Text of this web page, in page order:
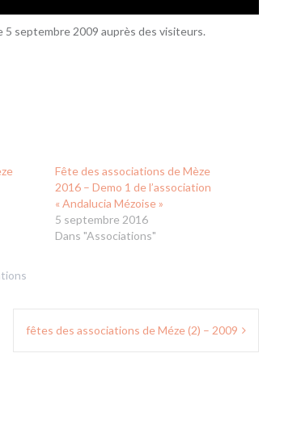
septembre 2009 auprès des visiteurs.
Fête des associations de Mèze
2016 – Demo 1 de l’association
« Andalucia Mézoise »
5 septembre 2016
Dans "Associations"
fêtes des associations de Méze (2) – 2009